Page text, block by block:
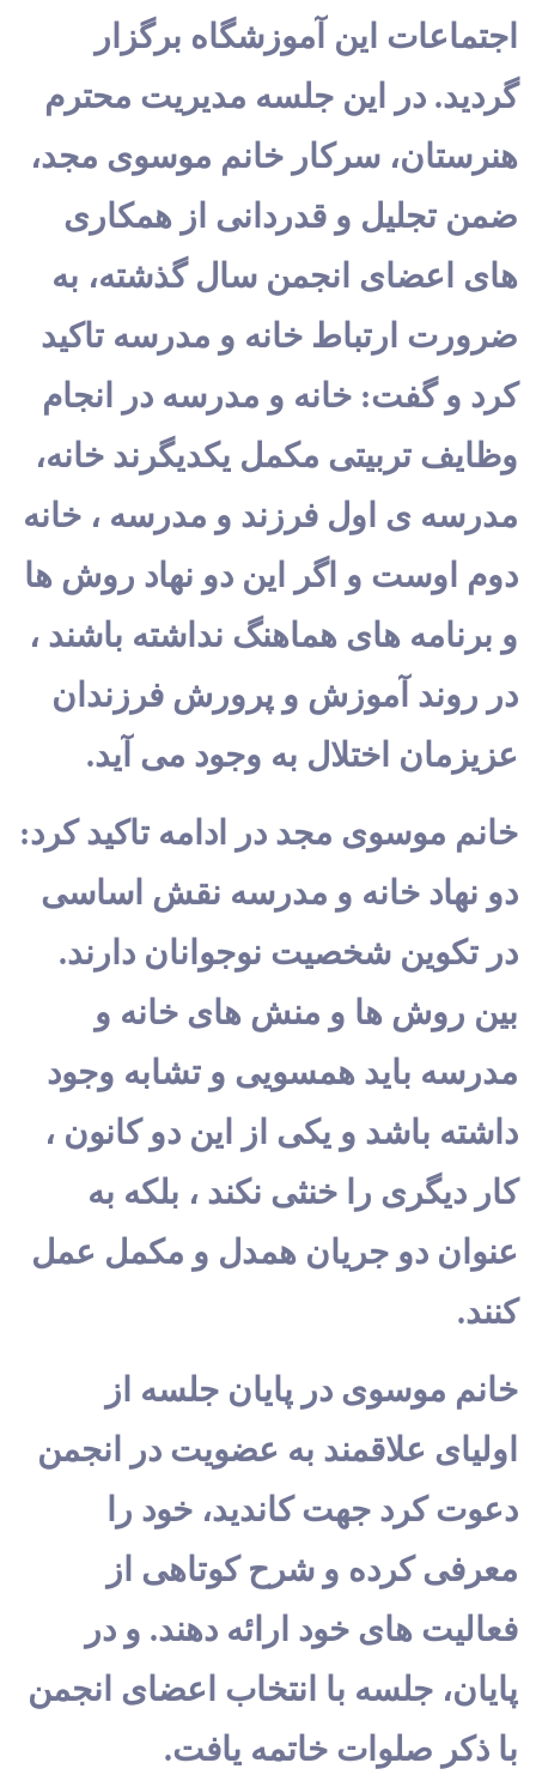
اجتماعات این آموزشگاه برگزار
گردید. در این جلسه مدیریت محترم
هنرستان، سرکار خانم موسوی مجد،
ضمن تجلیل و قدردانی از همکاری
های اعضای انجمن سال گذشته، به
ضرورت ارتباط خانه و مدرسه تاکید
کرد و گفت: خانه و مدرسه در انجام
وظایف تربیتی مکمل یکدیگرند خانه،
مدرسه ی اول فرزند و مدرسه ، خانه
دوم اوست و اگر این دو نهاد روش ها
و برنامه های هماهنگ نداشته باشند ،
در روند آموزش و پرورش فرزندان
عزیزمان اختلال به وجود می آید.
خانم موسوی مجد در ادامه تاکید کرد:
دو نهاد خانه و مدرسه نقش اساسی
در تکوین شخصیت نوجوانان دارند.
بین روش ها و منش های خانه و
مدرسه باید همسویی و تشابه وجود
داشته باشد و یکی از این دو کانون ،
کار دیگری را خنثی نکند ، بلکه به
عنوان دو جریان همدل و مکمل عمل
کنند.
خانم موسوی در پایان جلسه از
اولیای علاقمند به عضویت در انجمن
دعوت کرد جهت کاندید، خود را
معرفی کرده و شرح کوتاهی از
فعالیت های خود ارائه دهند. و در
پايان، جلسه با انتخاب اعضای انجمن
با ذکر صلوات خاتمه یافت.